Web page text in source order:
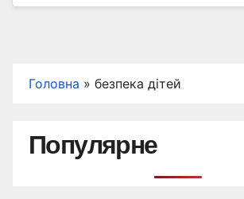
Головна » безпека дітей
Популярне